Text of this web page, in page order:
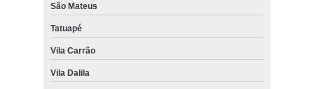
São Mateus
Tatuapé
Vila Carrão
Vila Dalila